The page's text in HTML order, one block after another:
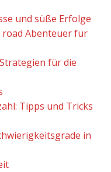
und süße Erfolge
road Abenteuer für
für die
Tipps und Tricks
in